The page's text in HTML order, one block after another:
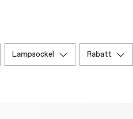
lampsockel rabatt